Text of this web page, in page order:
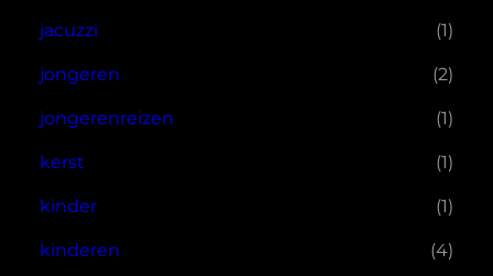
jacuzzi (1)
jongeren (2)
jongerenreizen (1)
kerst (1)
kinder (1)
kinderen (4)